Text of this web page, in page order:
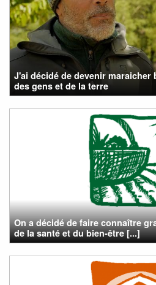
J'ai décidé de devenir
des gens et de la terre
On a décidé de faire connaître
de la santé et du bien-être [...]